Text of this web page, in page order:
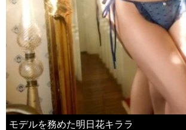
モデルを務めた明日花キララ